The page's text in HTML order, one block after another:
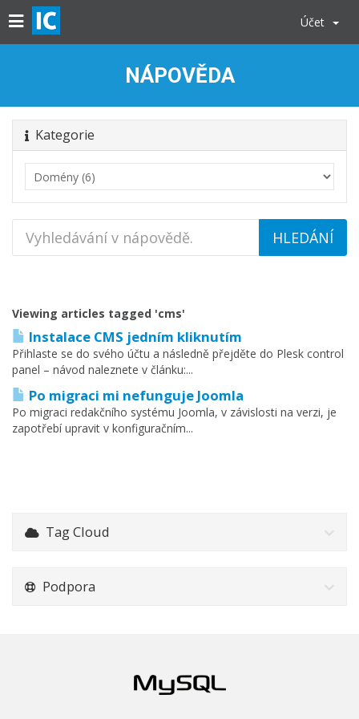
Účet
NÁPOVĚDA
Kategorie
Viewing articles tagged 'cms'
Instalace CMS jedním kliknutím
Přihlaste se do svého účtu a následně přejděte do Plesk control
panel – návod naleznete v článku:...
Po migraci mi nefunguje Joomla
Po migraci redakčního systému Joomla, v závislosti na verzi, je
zapotřebí upravit v konfiguračním...
Tag Cloud
Podpora